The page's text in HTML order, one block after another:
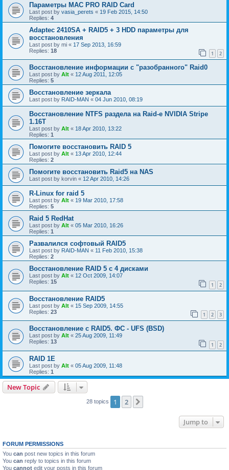
Параметры МАС PRO RAID Card
Last post by vasia_perets « 19 Feb 2015, 14:50
Replies: 4
Adaptec 2410SA + RAID5 + 3 HDD параметры для
восстановления
Last post by mi « 17 Sep 2013, 16:59
Replies: 18 1 2
Восстановление информации с "разобранного" Raid0
Last post by Alt « 12 Aug 2011, 12:05
Replies: 5
Восстановление зеркала
Last post by RAID-MAN « 04 Jun 2010, 08:19
Восстановление NTFS раздела на Raid-е NVIDIA Stripe
1.16Т
Last post by Alt « 18 Apr 2010, 13:22
Replies: 1
Помогите восстановить RAID 5
Last post by Alt « 13 Apr 2010, 12:44
Replies: 2
Помогите восстановить Raid5 на NAS
Last post by korvin « 12 Apr 2010, 14:26
R-Linux for raid 5
Last post by Alt « 19 Mar 2010, 17:58
Replies: 5
Raid 5 RedHat
Last post by Alt « 05 Mar 2010, 16:26
Replies: 1
Развалился софтовый RAID5
Last post by RAID-MAN « 11 Feb 2010, 15:38
Replies: 2
Восстановление RAID 5 с 4 дисками
Last post by Alt « 12 Oct 2009, 14:07
Replies: 15 1 2
Восстановление RAID5
Last post by Alt « 15 Sep 2009, 14:55
Replies: 23 1 2 3
Восстановление с RAID5. ФС - UFS (BSD)
Last post by Alt « 25 Aug 2009, 11:49
Replies: 13 1 2
RAID 1E
Last post by Alt « 05 Aug 2009, 11:48
Replies: 1
New Topic
28 topics 1 2
Jump to
FORUM PERMISSIONS
You can post new topics in this forum
You can reply to topics in this forum
You cannot edit your posts in this forum